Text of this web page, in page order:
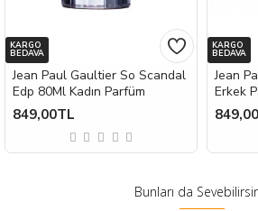
KARGO
BEDAVA
Jean Paul Gaultier So Scandal
Edp 80Ml Kadın Parfüm
849,00TL
KARGO
BEDAVA
Jean
Erkek
Bunları da